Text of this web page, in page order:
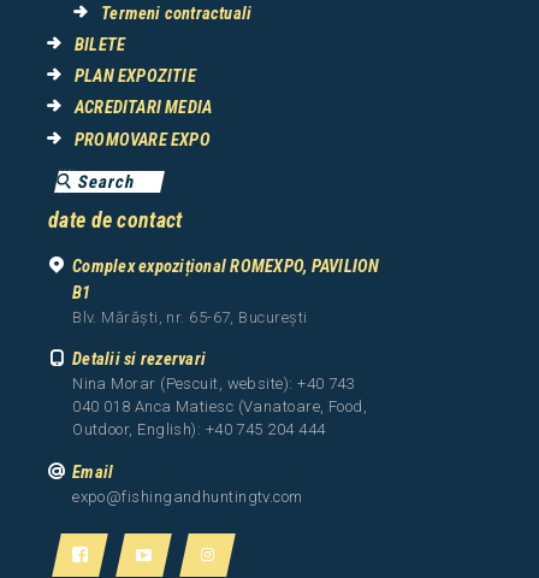
Termeni contractuali
BILETE
PLAN EXPOZITIE
ACREDITARI MEDIA
PROMOVARE EXPO
date de contact
Complex expozițional ROMEXPO, PAVILION
B1
Blv. Mărăști, nr. 65-67, București
Detalii si rezervari
Nina Morar (Pescuit, website): +40 743
040 018 Anca Matiesc (Vanatoare, Food,
Outdoor, English): +40 745 204 444
Email
expo@fishingandhuntingtv.com